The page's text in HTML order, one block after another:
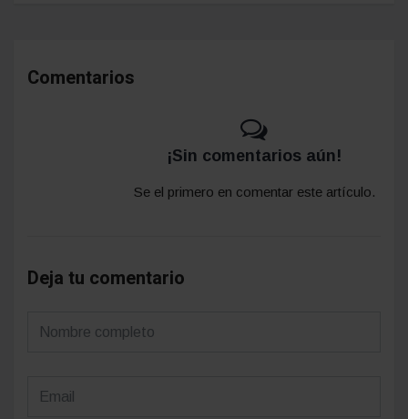
Comentarios
¡Sin comentarios aún!
Se el primero en comentar este artículo.
Deja tu comentario